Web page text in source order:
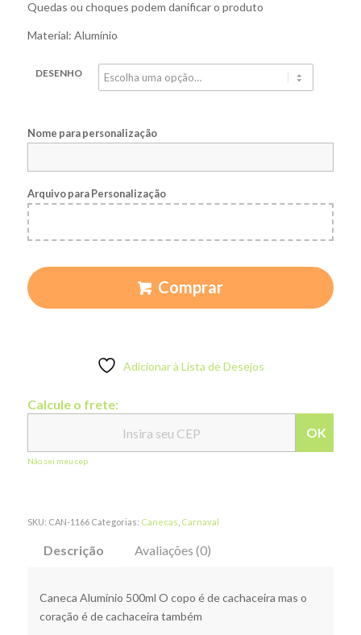
Quedas ou choques podem danificar o produto
Material: Alumínio
DESENHO
Nome para personalização
Arquivo para Personalização
Comprar
Adicionar à Lista de Desejos
Calcule o frete:
OK
Não sei meu cep
SKU: CAN-1166 Categorias: Canecas Carnaval
Descrição Avaliações (0)
Caneca Alumínio 500ml O copo é de cachaceira mas o
coração é de cachaceira também